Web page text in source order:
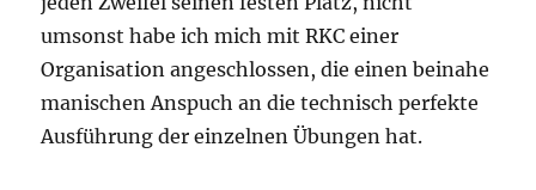
umsonst habe ich mich mit RKC einer
Organisation angeschlossen, die einen beinahe
manischen Anspuch an die technisch perfekte
Ausführung der einzelnen Übungen hat.